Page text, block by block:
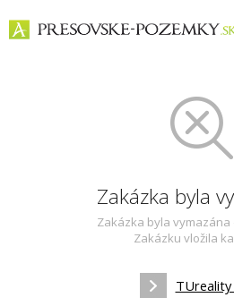
Zakázka byla
Zakázka byla vymazána
Zakázku vložila
TUreality